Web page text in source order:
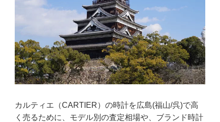
カルティエ（CARTIER）の時計を広島(福山/呉)で高
く売るために、モデル別の査定相場や、ブランド時計